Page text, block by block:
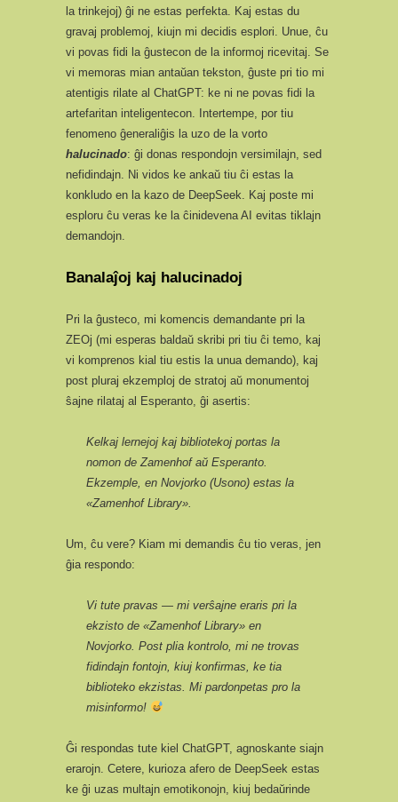
la trinkejoj) ĝi ne estas perfekta. Kaj estas du
gravaj problemoj, kiujn mi decidis esplori. Unue, ĉu
vi povas fidi la ĝustecon de la informoj ricevitaj. Se
vi memoras mian antaŭan tekston, ĝuste pri tio mi
atentigis rilate al ChatGPT: ke ni ne povas fidi la
artefaritan inteligentecon. Intertempe, por tiu
fenomeno ĝeneraliĝis la uzo de la vorto
halucinado: ĝi donas respondojn versimilajn, sed
nefidindajn. Ni vidos ke ankaŭ tiu ĉi estas la
konkludo en la kazo de DeepSeek. Kaj poste mi
esploru ĉu veras ke la ĉinidevena AI evitas tiklajn
demandojn.
Banalaĵoj kaj halucinadoj
Pri la ĝusteco, mi komencis demandante pri la
ZEOj (mi esperas baldaŭ skribi pri tiu ĉi temo, kaj
vi komprenos kial tiu estis la unua demando), kaj
post pluraj ekzemploj de stratoj aŭ monumentoj
ŝajne rilataj al Esperanto, ĝi asertis:
Kelkaj lernejoj kaj bibliotekoj portas la
nomon de Zamenhof aŭ Esperanto.
Ekzemple, en Novjorko (Usono) estas la
«Zamenhof Library».
Um, ĉu vere? Kiam mi demandis ĉu tio veras, jen
ĝia respondo:
Vi tute pravas — mi verŝajne eraris pri la
ekzisto de «Zamenhof Library» en
Novjorko. Post plia kontrolo, mi ne trovas
fidindajn fontojn, kiuj konfirmas, ke tia
biblioteko ekzistas. Mi pardonpetas pro la
misinformo!
Ĝi respondas tute kiel ChatGPT, agnoskante siajn
erarojn. Cetere, kurioza afero de DeepSeek estas
ke ĝi uzas multajn emotikonojn, kiuj bedaŭrinde